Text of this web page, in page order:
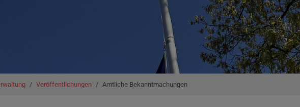
Veröffentlichungen Amtliche Bekanntmachungen